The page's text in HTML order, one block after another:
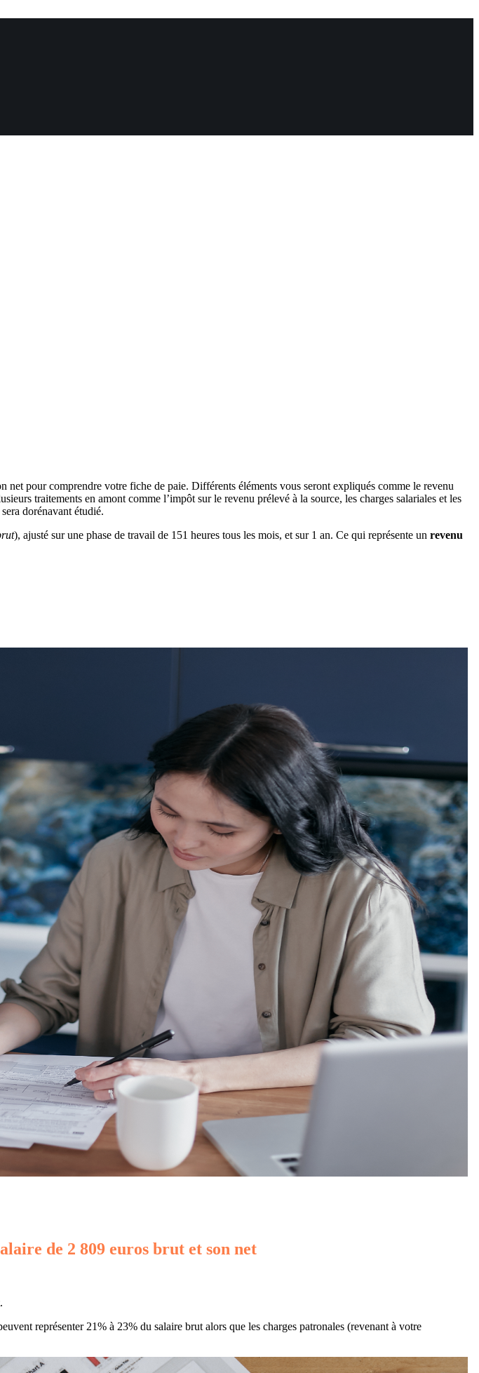
pour comprendre votre fiche de paie. Différents éléments vous seront expliqués comme le revenu
traitements en amont comme l’impôt sur le revenu prélevé à la source, les charges salariales et les
dorénavant étudié.
), ajusté sur une phase de travail de 151 heures tous les mois, et sur 1 an. Ce qui représente un revenu
de 2 809 euros brut et son net
représenter 21% à 23% du salaire brut alors que les charges patronales (revenant à votre